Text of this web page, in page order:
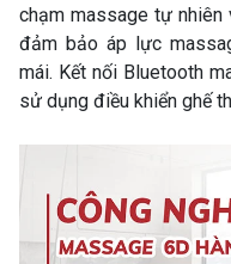
chạm massage tự nhiên
đảm bảo áp lực
mái. Kết nối Bluetooth
sử dụng điều khiển ghế